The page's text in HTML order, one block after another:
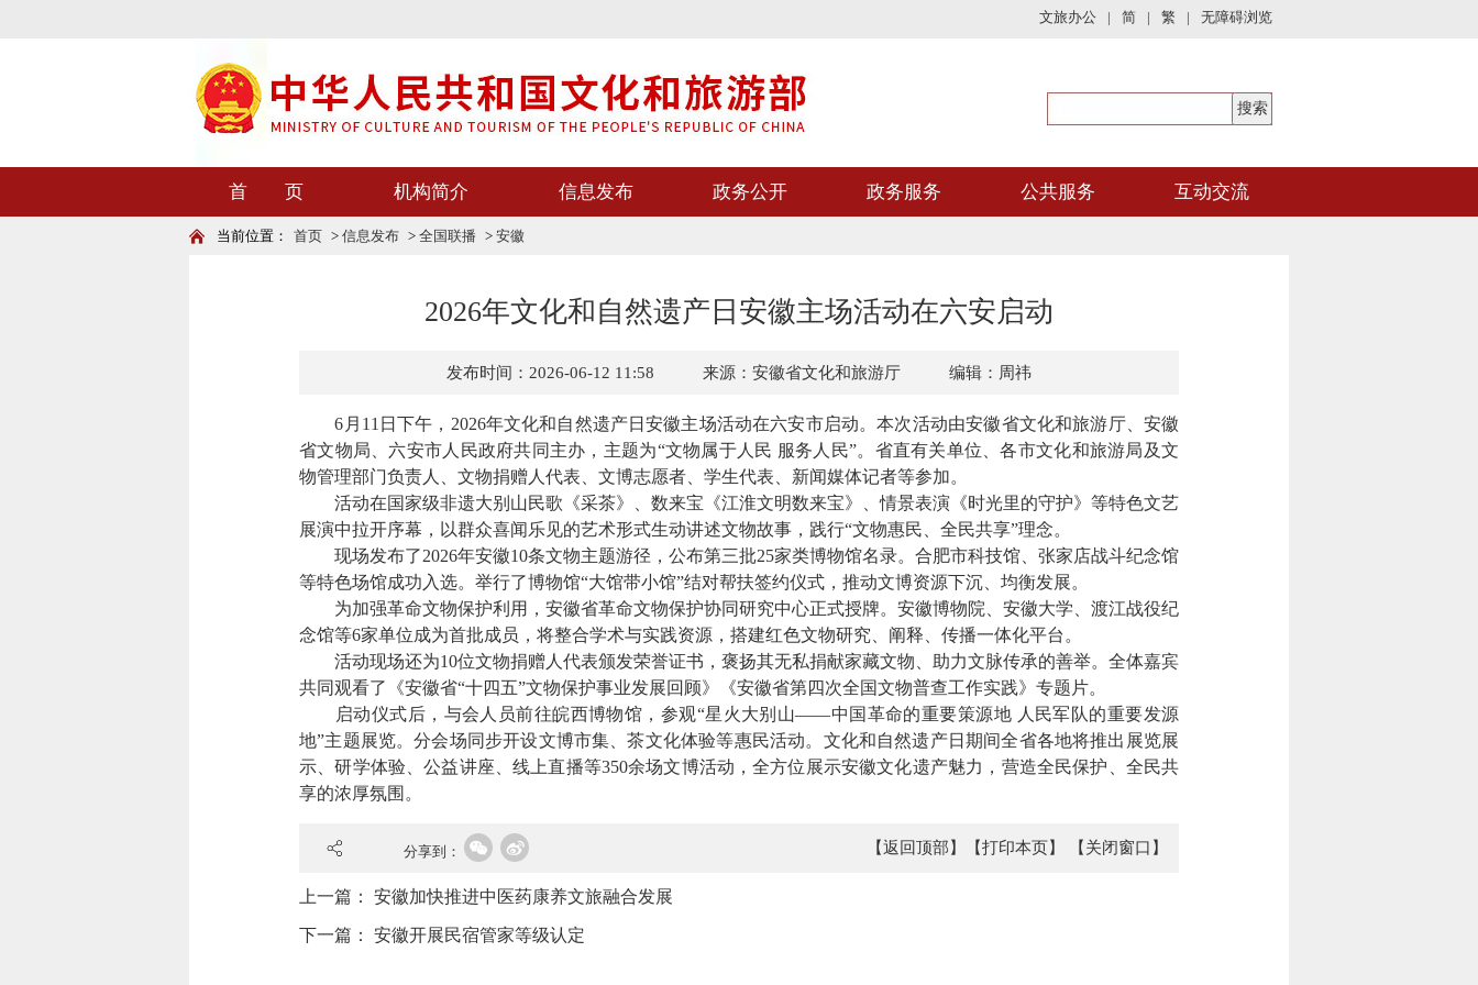
文旅办公 | 简 | 繁 | 无障碍浏览
首 页 机构简介 信息发布 政务公开 政务服务 公共服务 互动交流
当前位置： 首页 > 信息发布 > 全国联播 > 安徽
2026年文化和自然遗产日安徽主场活动在六安启动
发布时间：2026-06-12 11:58 来源：安徽省文化和旅游厅 编辑：周祎
6月11日下午，2026年文化和自然遗产日安徽主场活动在六安市启动。本次活动由安徽省文化和旅游厅、安徽
省文物局、六安市人民政府共同主办，主题为“文物属于人民 服务人民”。省直有关单位、各市文化和旅游局及文
物管理部门负责人、文物捐赠人代表、文博志愿者、学生代表、新闻媒体记者等参加。
活动在国家级非遗大别山民歌《采茶》、数来宝《江淮文明数来宝》、情景表演《时光里的守护》等特色文艺
展演中拉开序幕，以群众喜闻乐见的艺术形式生动讲述文物故事，践行“文物惠民、全民共享”理念。
现场发布了2026年安徽10条文物主题游径，公布第三批25家类博物馆名录。合肥市科技馆、张家店战斗纪念馆
等特色场馆成功入选。举行了博物馆“大馆带小馆”结对帮扶签约仪式，推动文博资源下沉、均衡发展。
为加强革命文物保护利用，安徽省革命文物保护协同研究中心正式授牌。安徽博物院、安徽大学、渡江战役纪
念馆等6家单位成为首批成员，将整合学术与实践资源，搭建红色文物研究、阐释、传播一体化平台。
活动现场还为10位文物捐赠人代表颁发荣誉证书，褒扬其无私捐献家藏文物、助力文脉传承的善举。全体嘉宾
共同观看了《安徽省“十四五”文物保护事业发展回顾》《安徽省第四次全国文物普查工作实践》专题片。
启动仪式后，与会人员前往皖西博物馆，参观“星火大别山——中国革命的重要策源地 人民军队的重要发源
地”主题展览。分会场同步开设文博市集、茶文化体验等惠民活动。文化和自然遗产日期间全省各地将推出展览展
示、研学体验、公益讲座、线上直播等350余场文博活动，全方位展示安徽文化遗产魅力，营造全民保护、全民共
享的浓厚氛围。
分享到： 【返回顶部】 【打印本页】 【关闭窗口】
上一篇： 安徽加快推进中医药康养文旅融合发展
下一篇： 安徽开展民宿管家等级认定